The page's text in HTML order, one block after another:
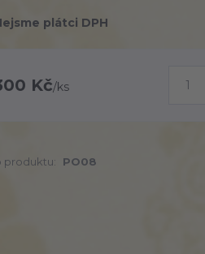
plátci DPH
Kč/ks
produktu: PO08